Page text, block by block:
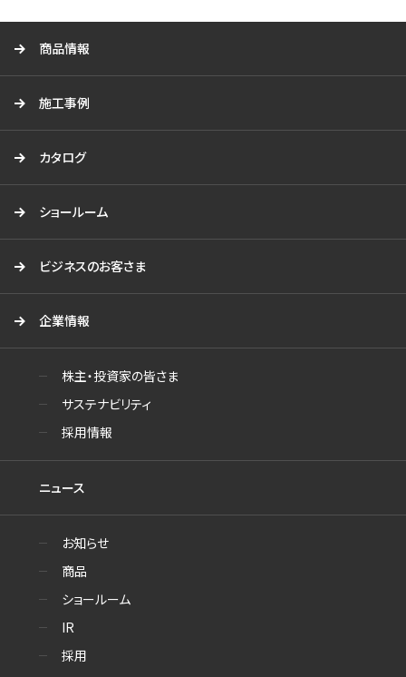
商品情報
施工事例
カタログ
ショールーム
ビジネスのお客さま
企業情報
株主・投資家の皆さま
サステナビリティ
採用情報
ニュース
お知らせ
商品
ショールーム
IR
採用